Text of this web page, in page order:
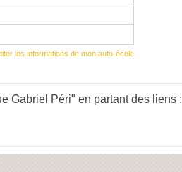
les informations de mon auto-école
Gabriel Péri" en partant des liens :